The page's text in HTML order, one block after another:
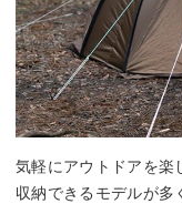
気軽にアウトドアを楽
収納できるモデルが多